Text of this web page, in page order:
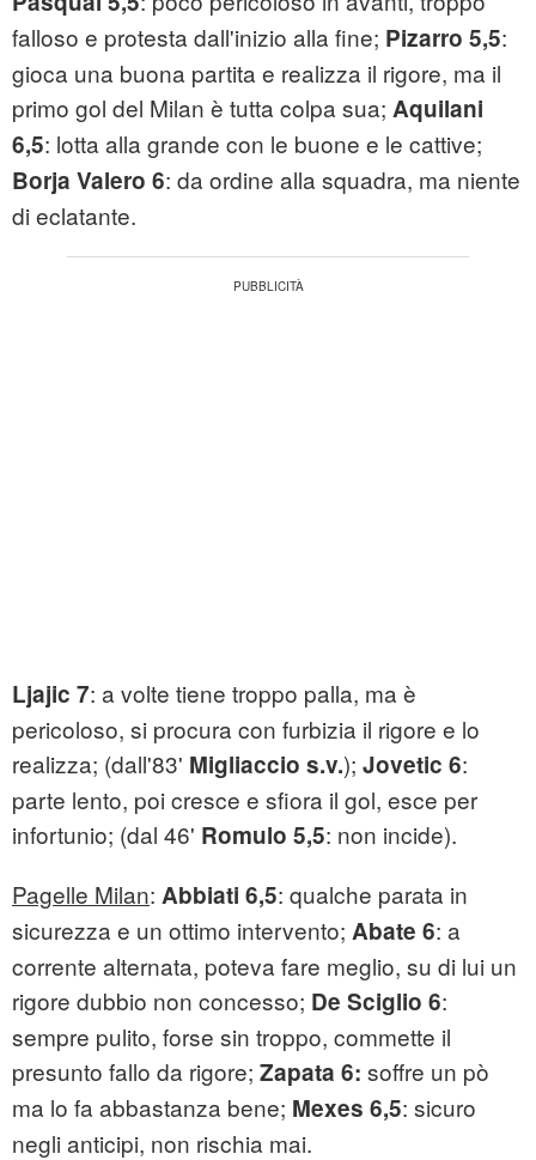
falloso e protesta dall'inizio alla fine; Pizarro 5,5:
gioca una buona partita e realizza il rigore, ma il
primo gol del Milan è tutta colpa sua; Aquilani
6,5: lotta alla grande con le buone e le cattive;
Borja Valero 6: da ordine alla squadra, ma niente
di eclatante.
Ljajic 7: a volte tiene troppo palla, ma è
pericoloso, si procura con furbizia il rigore e lo
realizza; (dall'83' Migliaccio s.v.); Jovetic 6:
parte lento, poi cresce e sfiora il gol, esce per
infortunio; (dal 46' Romulo 5,5: non incide).
Pagelle Milan: Abbiati 6,5: qualche parata in
sicurezza e un ottimo intervento; Abate 6: a
corrente alternata, poteva fare meglio, su di lui un
rigore dubbio non concesso; De Sciglio 6:
sempre pulito, forse sin troppo, commette il
presunto fallo da rigore; Zapata 6: soffre un pò
ma lo fa abbastanza bene; Mexes 6,5: sicuro
negli anticipi, non rischia mai.